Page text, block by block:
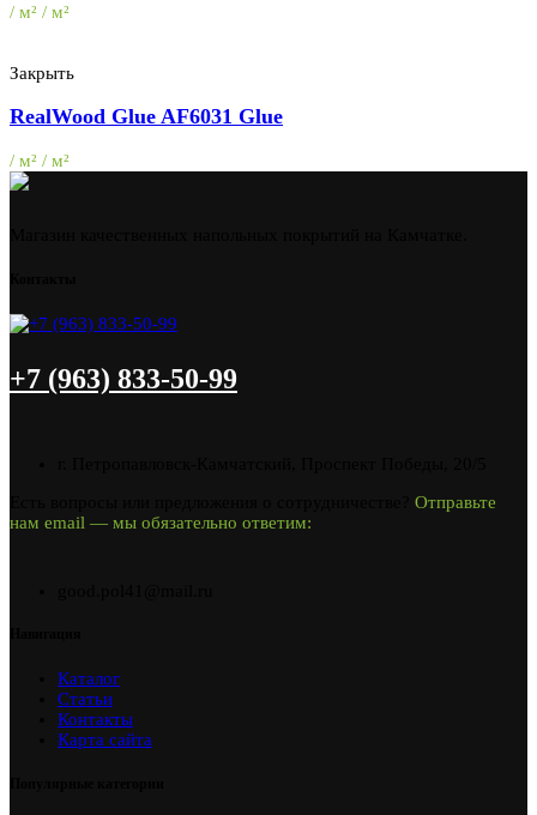
/ м² / м²
Закрыть
RealWood Glue AF6031 Glue
/ м² / м²
+7 (963) 833-50-99
Отправьте
нам email — мы обязательно ответим:
Каталог
Статьи
Контакты
Карта сайта